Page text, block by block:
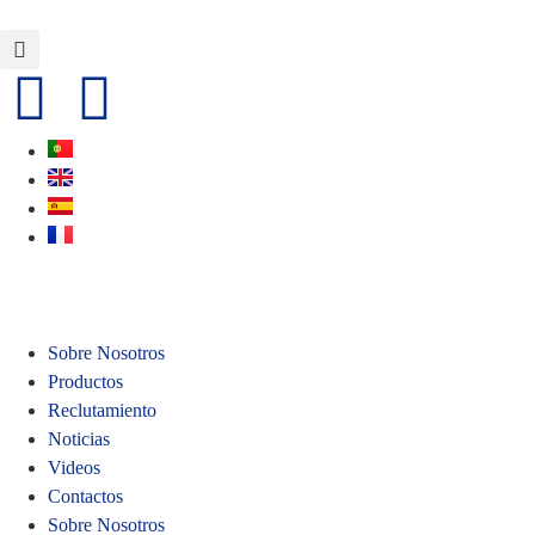
Sobre Nosotros
Productos
Reclutamiento
Noticias
Videos
Contactos
Sobre Nosotros